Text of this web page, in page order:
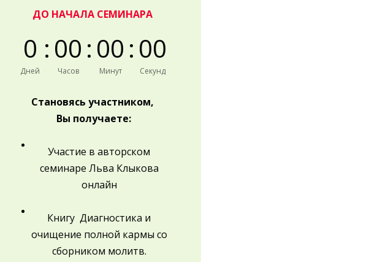
ДО НАЧАЛА СЕМИНАРА
0
Дней
: 00
Часов
: 00
Минут
: 00
Секунд
Становясь участником,
Вы получаете:
Участие в авторском
семинаре Льва Клыкова
онлайн
Книгу Диагностика и
очищение полной кармы со
сборником молитв.